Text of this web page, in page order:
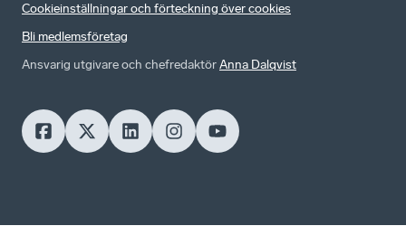
Cookieinställningar och förteckning över cookies
Bli medlemsföretag
Ansvarig utgivare och chefredaktörAnna Dalqvist